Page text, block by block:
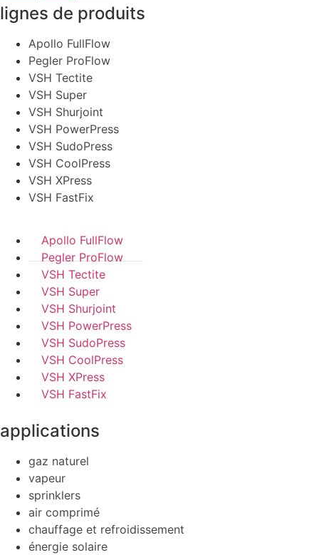
lignes de produits
Apollo FullFlow
Pegler ProFlow
VSH Tectite
VSH Super
VSH Shurjoint
VSH PowerPress
VSH SudoPress
VSH CoolPress
VSH XPress
VSH FastFix
Apollo FullFlow
Pegler ProFlow
VSH Tectite
VSH Super
VSH Shurjoint
VSH PowerPress
VSH SudoPress
VSH CoolPress
VSH XPress
VSH FastFix
applications
gaz naturel
vapeur
sprinklers
air comprimé
chauffage et refroidissement
énergie solaire